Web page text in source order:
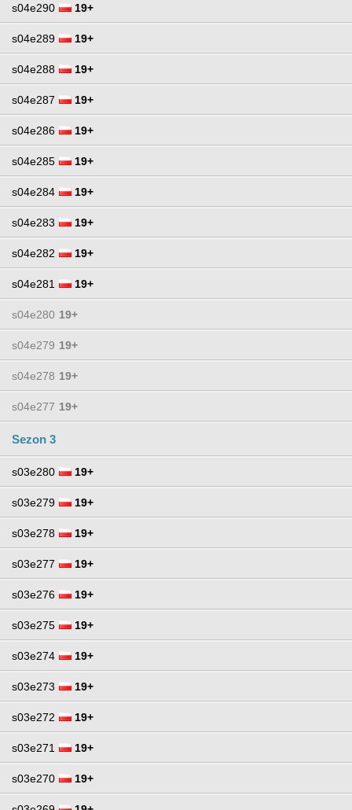
s04e290 19+
s04e289 19+
s04e288 19+
s04e287 19+
s04e286 19+
s04e285 19+
s04e284 19+
s04e283 19+
s04e282 19+
s04e281 19+
s04e280 19+
s04e279 19+
s04e278 19+
s04e277 19+
Sezon 3
s03e280 19+
s03e279 19+
s03e278 19+
s03e277 19+
s03e276 19+
s03e275 19+
s03e274 19+
s03e273 19+
s03e272 19+
s03e271 19+
s03e270 19+